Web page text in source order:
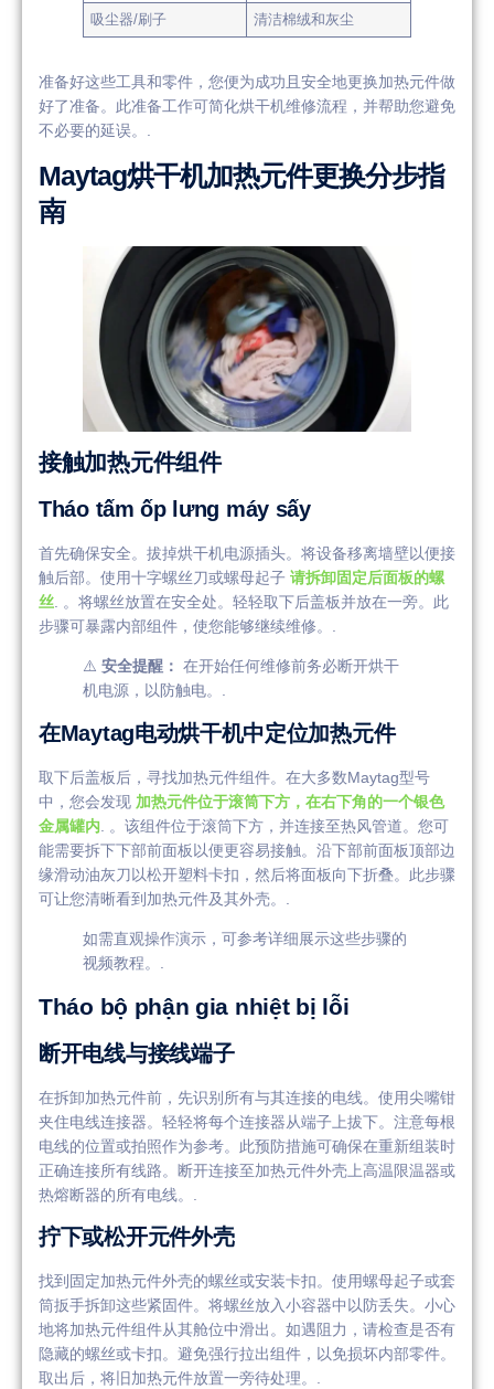
吸尘器/刷子 清洁棉绒和灰尘
准备好这些工具和零件，您便为成功且安全地更换加热元件做
好了准备。此准备工作可简化烘干机维修流程，并帮助您避免
不必要的延误。.
Maytag烘干机加热元件更换分步指
南
接触加热元件组件
Tháo tấm ốp lưng máy sấy
首先确保安全。拔掉烘干机电源插头。将设备移离墙壁以便接
触后部。使用十字螺丝刀或螺母起子 请拆卸固定后面板的螺
丝 . 。将螺丝放置在安全处。轻轻取下后盖板并放在一旁。此
步骤可暴露内部组件，使您能够继续维修。.
⚠️ 安全提醒： 在开始任何维修前务必断开烘干
机电源，以防触电。.
在Maytag电动烘干机中定位加热元件
取下后盖板后，寻找加热元件组件。在大多数Maytag型号
中，您会发现 加热元件位于滚筒下方，在右下角的一个银色
金属罐内 . 。该组件位于滚筒下方，并连接至热风管道。您可
能需要拆下下部前面板以便更容易接触。沿下部前面板顶部边
缘滑动油灰刀以松开塑料卡扣，然后将面板向下折叠。此步骤
可让您清晰看到加热元件及其外壳。.
如需直观操作演示，可参考详细展示这些步骤的
视频教程。.
Tháo bộ phận gia nhiệt bị lỗi
断开电线与接线端子
在拆卸加热元件前，先识别所有与其连接的电线。使用尖嘴钳
夹住电线连接器。轻轻将每个连接器从端子上拔下。注意每根
电线的位置或拍照作为参考。此预防措施可确保在重新组装时
正确连接所有线路。断开连接至加热元件外壳上高温限温器或
热熔断器的所有电线。.
拧下或松开元件外壳
找到固定加热元件外壳的螺丝或安装卡扣。使用螺母起子或套
筒扳手拆卸这些紧固件。将螺丝放入小容器中以防丢失。小心
地将加热元件组件从其舱位中滑出。如遇阻力，请检查是否有
隐藏的螺丝或卡扣。避免强行拉出组件，以免损坏内部零件。
取出后，将旧加热元件放置一旁待处理。.